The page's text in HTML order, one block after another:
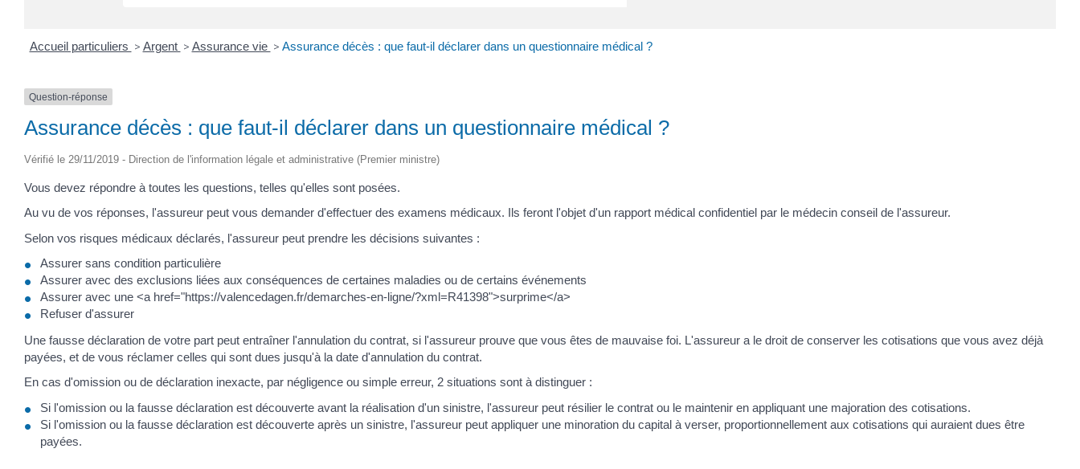
Accueil particuliers > Argent > Assurance vie > Assurance décès : que faut-il déclarer dans un questionnaire médical ?
Question-réponse
Assurance décès : que faut-il déclarer dans un questionnaire médical ?
Vérifié le 29/11/2019 - Direction de l'information légale et administrative (Premier ministre)
Vous devez répondre à toutes les questions, telles qu'elles sont posées.
Au vu de vos réponses, l'assureur peut vous demander d'effectuer des examens médicaux. Ils feront l'objet d'un rapport médical confidentiel par le médecin conseil de l'assureur.
Selon vos risques médicaux déclarés, l'assureur peut prendre les décisions suivantes :
Assurer sans condition particulière
Assurer avec des exclusions liées aux conséquences de certaines maladies ou de certains événements
Assurer avec une <a href="https://valencedagen.fr/demarches-en-ligne/?xml=R41398">surprime</a>
Refuser d'assurer
Une fausse déclaration de votre part peut entraîner l'annulation du contrat, si l'assureur prouve que vous êtes de mauvaise foi. L'assureur a le droit de conserver les cotisations que vous avez déjà
payées, et de vous réclamer celles qui sont dues jusqu'à la date d'annulation du contrat.
En cas d'omission ou de déclaration inexacte, par négligence ou simple erreur, 2 situations sont à distinguer :
Si l'omission ou la fausse déclaration est découverte avant la réalisation d'un sinistre, l'assureur peut résilier le contrat ou le maintenir en appliquant une majoration des cotisations.
Si l'omission ou la fausse déclaration est découverte après un sinistre, l'assureur peut appliquer une minoration du capital à verser, proportionnellement aux cotisations qui auraient dues être
payées.